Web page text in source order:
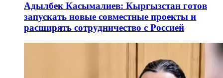
Адылбек Касымалиев: Кыргызстан готов
запускать новые совместные проекты и
расширять сотрудничество с Россией